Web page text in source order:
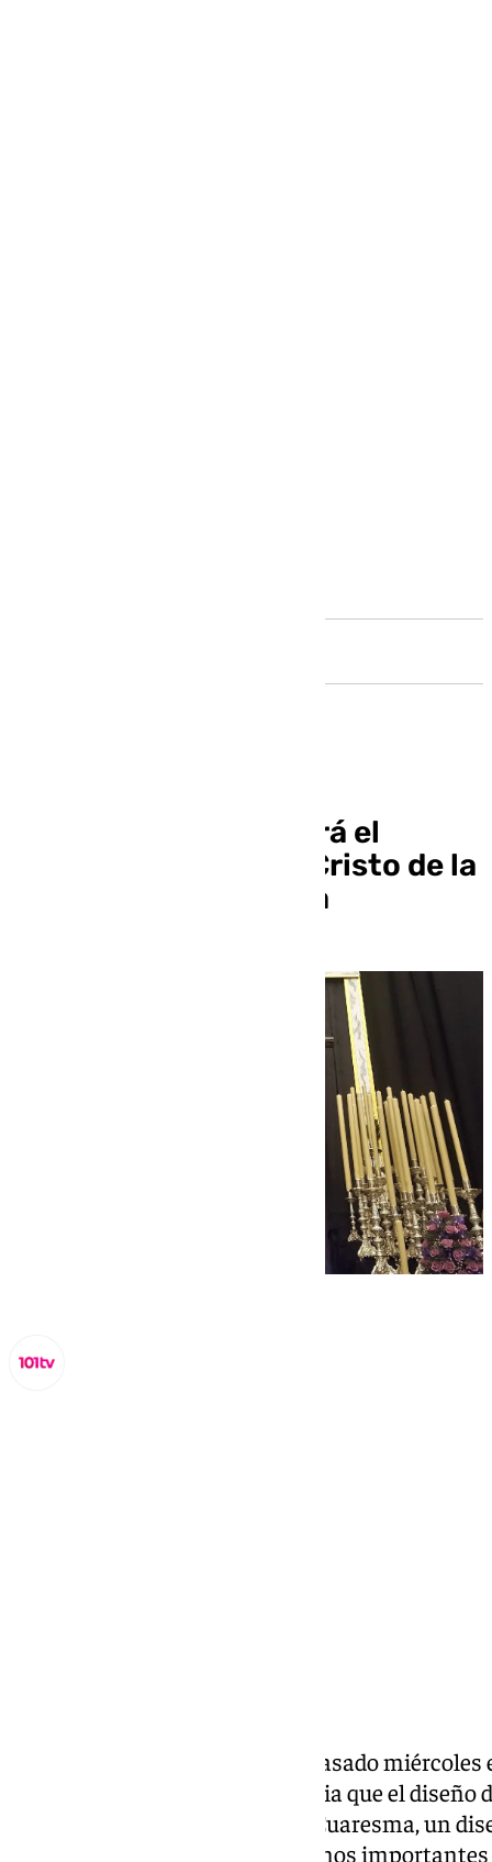
Santa Cruz presentará el
diseño del trono del Cristo de la
Victoria en Cuaresma
de este pasado
Sánchez, adelantó como primicia que el
la Victoria será presentado en Cuaresma, un
Claros. Aunque no prevén estrenos